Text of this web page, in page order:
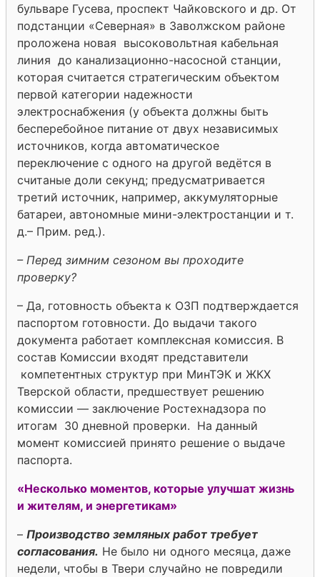
бульваре Гусева, проспект Чайковского и др. От
подстанции «Северная» в Заволжском районе
проложена новая высоковольтная кабельная
линия до канализационно-насосной станции,
которая считается стратегическим объектом
первой категории надежности
электроснабжения (у объекта должны быть
бесперебойное питание от двух независимых
источников, когда автоматическое
переключение с одного на другой ведётся в
считаные доли секунд; предусматривается
третий источник, например, аккумуляторные
батареи, автономные мини-электростанции и т.
д.– Прим. ред.).
– Перед зимним сезоном вы проходите
проверку?
– Да, готовность объекта к ОЗП подтверждается
паспортом готовности. До выдачи такого
документа работает комплексная комиссия. В
состав Комиссии входят представители
компетентных структур при МинТЭК и ЖКХ
Тверской области, предшествует решению
комиссии — заключение Ростехнадзора по
итогам 30 дневной проверки. На данный
момент комиссией принято решение о выдаче
паспорта.
«Несколько моментов, которые улучшат жизнь
и жителям, и энергетикам»
– Производство земляных работ требует
согласования. Не было ни одного месяца, даже
недели, чтобы в Твери случайно не повредили